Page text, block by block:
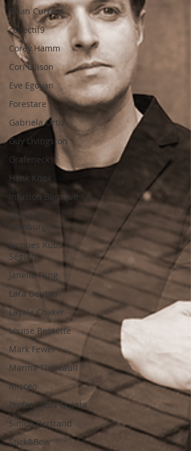
Brian Current
collectif9
Corey Hamm
Cori Ellison
Eve Egoyan
Forestare
Gabriela Ortiz
Guy Livingston
Grafeneck
Hank Knox
Infusion Baroque
Jaap Nico
Hamburger
Jacques Kuba
Séguin
Janelle Fung
Lara Deutsch
Layale Chaker
Louise Bessette
Mark Fewer
Marina Thibeault
Misceo
Profeti della Quinta
Simon Bertrand
Stick&Bow